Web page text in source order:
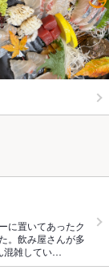
に置いてあったク
。飲み屋さんが多
混雑してい…